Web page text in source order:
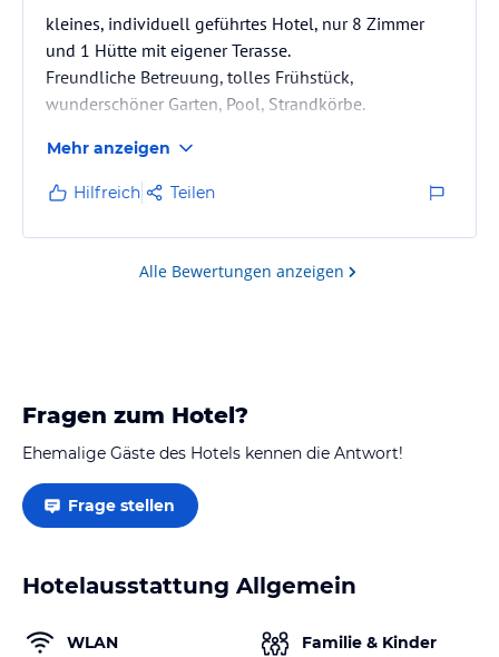
kleines, individuell geführtes Hotel, nur 8 Zimmer
und 1 Hütte mit eigener Terasse.
Freundliche Betreuung, tolles Frühstück,
wunderschöner Garten, Pool, Strandkörbe.
an der schönen Unterkunft lag!
Mietwagen unbedingt erforderlich, da sowohl Meer
als auch die nächsten Orte ein paar Fahrminuten
Mehr anzeigen
Hilfreich Teilen
Alle Bewertungen anzeigen
Fragen zum Hotel?
Ehemalige Gäste des Hotels kennen die Antwort!
Frage stellen
Hotelausstattung Allgemein
WLAN Familie & Kinder